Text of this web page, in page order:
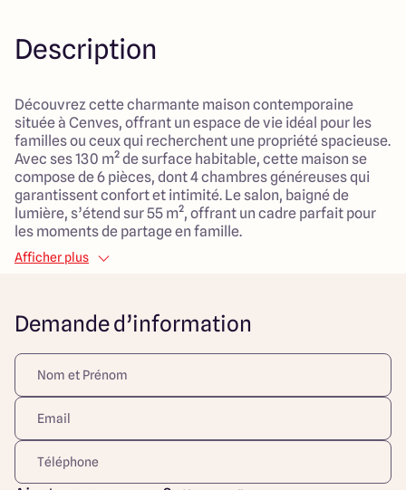
Description
Découvrez cette charmante maison contemporaine
située à Cenves, offrant un espace de vie idéal pour les
familles ou ceux qui recherchent une propriété spacieuse.
Avec ses 130 m² de surface habitable, cette maison se
compose de 6 pièces, dont 4 chambres généreuses qui
garantissent confort et intimité. Le salon, baigné de
lumière, s’étend sur 55 m², offrant un cadre parfait pour
les moments de partage en famille.
La maison bénéficie d'une modernité incontestable grâce
confort optimal tout au long de l'année. De plus, son
stationnement et le rangement.
Le terrain de 1500 m², orienté plein sud, est idéalement
situé à la campagne, vous offrant une tranquillité
appréciable tout en étant à proximité des commodités.
Que vous souhaitiez profiter de l'extérieur ou envisager
des projets d'aménagement, cet espace vert saura vous
séduire.
Afficher plus
Demande d’information